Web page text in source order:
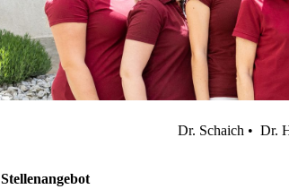
Dr. Schaich • Dr.
Stellenangebot